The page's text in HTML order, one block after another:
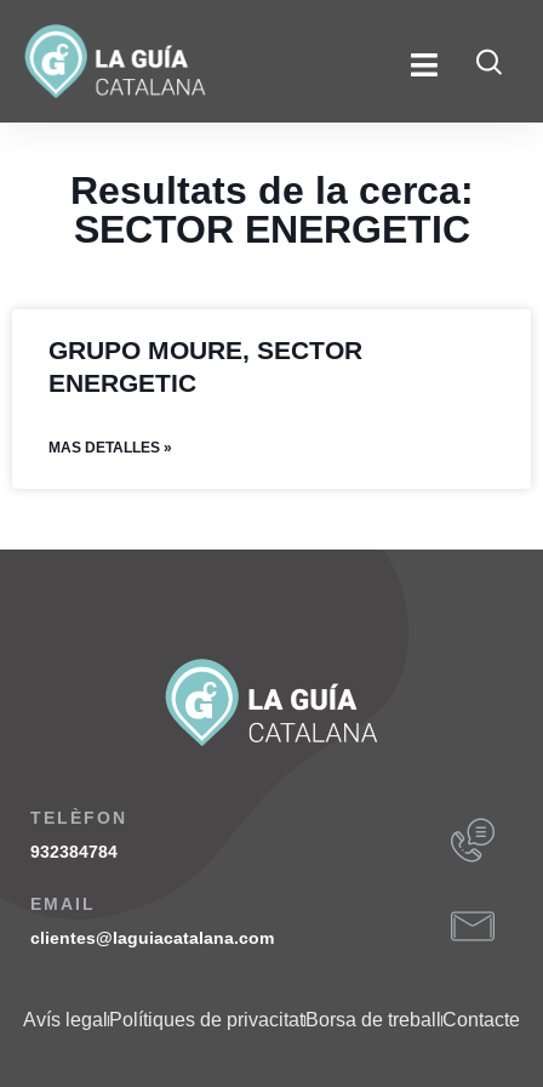
Resultats de la cerca:
SECTOR ENERGETIC
GRUPO MOURE, SECTOR
ENERGETIC
MAS DETALLES »
TELÈFON
932384784
EMAIL
clientes@laguiacatalana.com
Avís legal Polítiques de privacitatBorsa de treball Contacte